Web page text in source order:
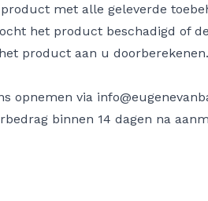
met alle geleverde
het product beschadigd of
product aan u
opnemen via
binnen 14 dagen na